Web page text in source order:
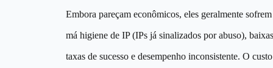
Embora pareçam econômicos, eles geralmente
má higiene de IP (IPs já sinalizados por abuso), baixas
taxas de sucesso e desempenho inconsistente. O custo